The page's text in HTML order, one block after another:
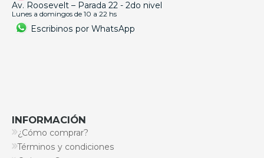
Av. Roosevelt – Parada 22 - 2do nivel
Lunes a domingos de 10 a 22 hs
Escribinos por WhatsApp
INFORMACIÓN
¿Cómo comprar?
Términos y condiciones